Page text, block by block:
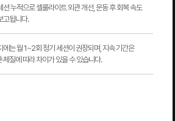
션 누적으로 셀룰라이트 외관 개선, 운동 후 회복 속도
고됩니다.
에는 월 1~2회 정기 세션이 권장되며, 지속 기간은
체질에 따라 차이가 있을 수 있습니다.